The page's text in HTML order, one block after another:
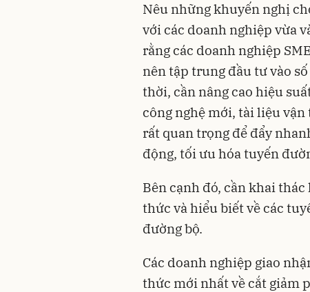
Nêu những khuyến nghị
với các doanh nghiệp vừa
rằng các doanh nghiệp
nên tập trung đầu tư vào
thời, cần nâng cao hiệu
công nghệ mới, tài liệu
rất quan trọng để đẩy
động, tối ưu hóa tuyến
Bên cạnh đó, cần khai
thức và hiểu biết về các
đường bộ.
Các doanh nghiệp giao
thức mới nhất về cắt giảm